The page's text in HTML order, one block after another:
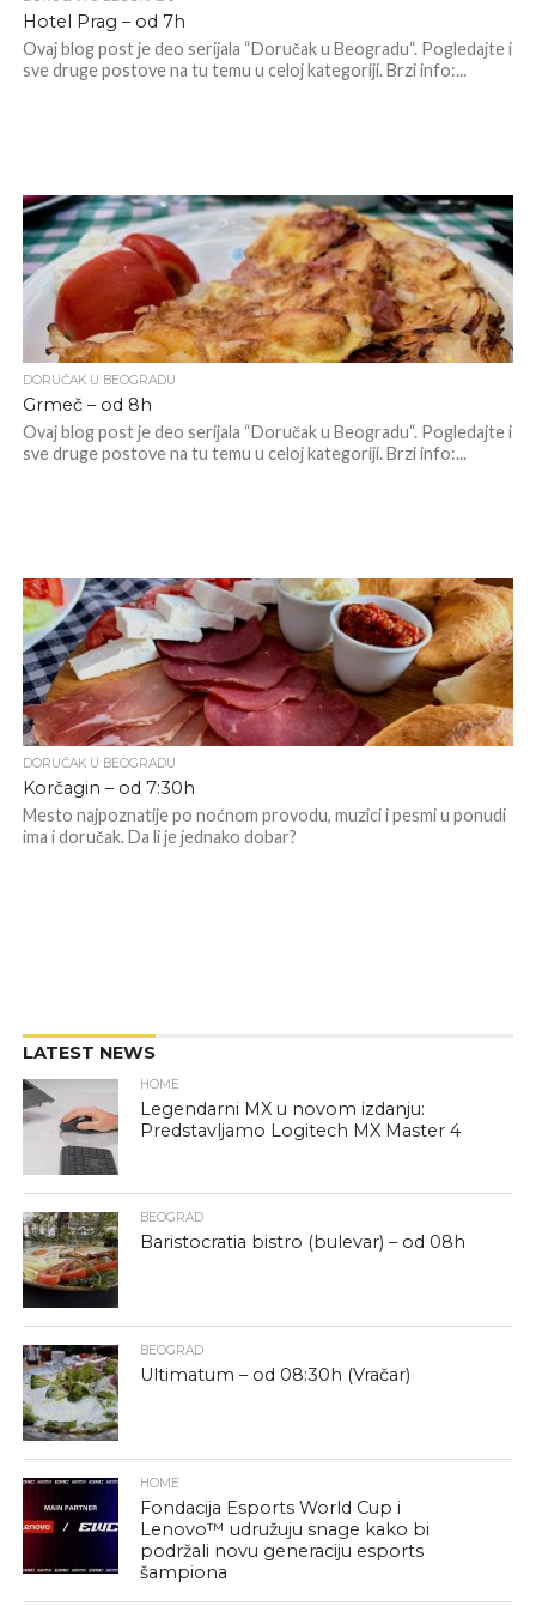
Hotel Prag – od 7h
Ovaj blog post je deo serijala “Doručak u Beogradu“. Pogledajte i
sve druge postove na tu temu u celoj kategoriji. Brzi info:...
DORUČAK U BEOGRADU
Grmeč – od 8h
Ovaj blog post je deo serijala “Doručak u Beogradu“. Pogledajte i
sve druge postove na tu temu u celoj kategoriji. Brzi info:...
DORUČAK U BEOGRADU
Korčagin – od 7:30h
Mesto najpoznatije po noćnom provodu, muzici i pesmi u ponudi
ima i doručak. Da li je jednako dobar?
LATEST NEWS
HOME
Legendarni MX u novom izdanju:
Predstavljamo Logitech MX Master 4
BEOGRAD
Baristocratia bistro (bulevar) – od 08h
BEOGRAD
Ultimatum – od 08:30h (Vračar)
HOME
Fondacija Esports World Cup i
Lenovo™ udružuju snage kako bi
podržali novu generaciju esports
šampiona